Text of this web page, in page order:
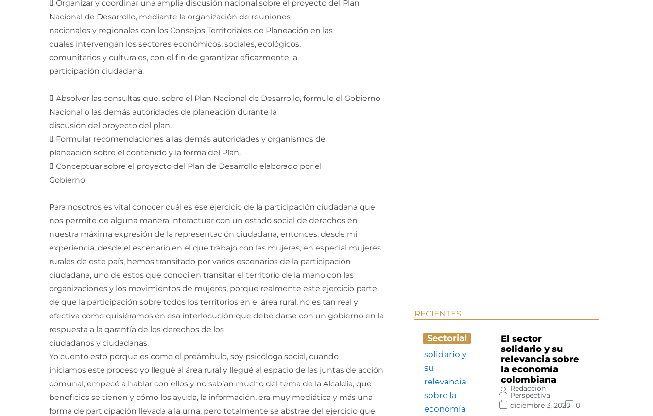
 Organizar y coordinar una amplia discusión nacional sobre el proyecto del Plan
Nacional de Desarrollo, mediante la organización de reuniones
nacionales y regionales con los Consejos Territoriales de Planeación en las
cuales intervengan los sectores económicos, sociales, ecológicos,
comunitarios y culturales, con el fin de garantizar eficazmente la
participación ciudadana.
 Absolver las consultas que, sobre el Plan Nacional de Desarrollo, formule el Gobierno
Nacional o las demás autoridades de planeación durante la
discusión del proyecto del plan.
 Formular recomendaciones a las demás autoridades y organismos de
planeación sobre el contenido y la forma del Plan.
 Conceptuar sobre el proyecto del Plan de Desarrollo elaborado por el
Gobierno.
Para nosotros es vital conocer cuál es ese ejercicio de la participación ciudadana que
nos permite de alguna manera interactuar con un estado social de derechos en
nuestra máxima expresión de la representación ciudadana, entonces, desde mi
experiencia, desde el escenario en el que trabajo con las mujeres, en especial mujeres
rurales de este país, hemos transitado por varios escenarios de la participación
ciudadana, uno de estos que conocí en transitar el territorio de la mano con las
organizaciones y los movimientos de mujeres, porque realmente este ejercicio parte
de que la participación sobre todos los territorios en el área rural, no es tan real y
efectiva como quisiéramos en esa interlocución que debe darse con un gobierno en la
respuesta a la garantía de los derechos de los
ciudadanos y ciudadanas.
Yo cuento esto porque es como el preámbulo, soy psicóloga social, cuando
iniciamos este proceso yo llegué al área rural y llegué al espacio de las juntas de acción
comunal, empecé a hablar con ellos y no sabían mucho del tema de la Alcaldía, que
beneficios se tienen y cómo los ayuda, la información, era muy mediática y más una
forma de participación llevada a la urna, pero totalmente se abstrae del ejercicio que
RECIENTES
Sectorial
El sector
solidario y su
relevancia sobre
la economía
colombiana
Redacción
Perspectiva
diciembre 3, 2020
0